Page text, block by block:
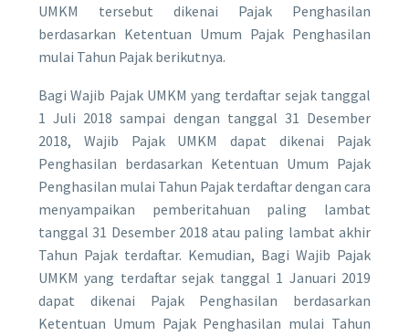
UMKM tersebut dikenai Pajak Penghasilan
berdasarkan Ketentuan Umum Pajak Penghasilan
mulai Tahun Pajak berikutnya.
Bagi Wajib Pajak UMKM yang terdaftar sejak tanggal
1 Juli 2018 sampai dengan tanggal 31 Desember
2018, Wajib Pajak UMKM dapat dikenai Pajak
Penghasilan berdasarkan Ketentuan Umum Pajak
Penghasilan mulai Tahun Pajak terdaftar dengan cara
menyampaikan pemberitahuan paling lambat
tanggal 31 Desember 2018 atau paling lambat akhir
Tahun Pajak terdaftar. Kemudian, Bagi Wajib Pajak
UMKM yang terdaftar sejak tanggal 1 Januari 2019
dapat dikenai Pajak Penghasilan berdasarkan
Ketentuan Umum Pajak Penghasilan mulai Tahun